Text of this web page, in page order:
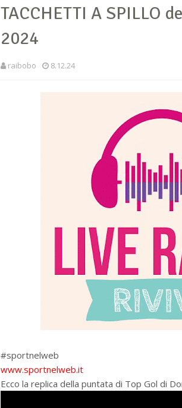
TACCHETTI A SPILLO
2024
raibobo 8.12.24
#sportnelweb
www.sportnelweb.it
Ecco la replica della puntata di Top Gol di